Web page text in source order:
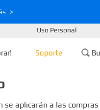
->
Uso Personal
Soporte
se aplicarán a las